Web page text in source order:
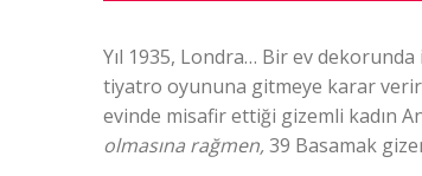
Yıl 1935, Londra… Bir ev dekorunda
tiyatro oyununa gitmeye karar verir.
evinde misafir ettiği gizemli kadın
olmasına rağmen,39 Basamak